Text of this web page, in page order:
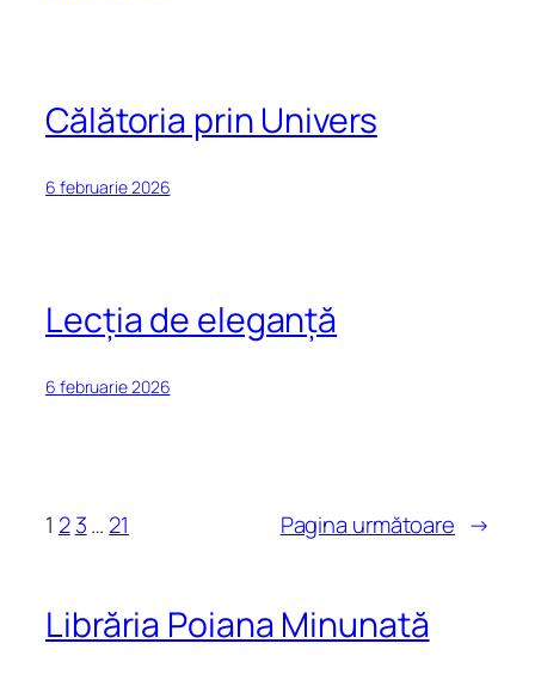
Călătoria prin Univers
6 februarie 2026
Lecția de eleganță
6 februarie 2026
1 2 3… 21 Pagina următoare →
Librăria Poiana Minunată